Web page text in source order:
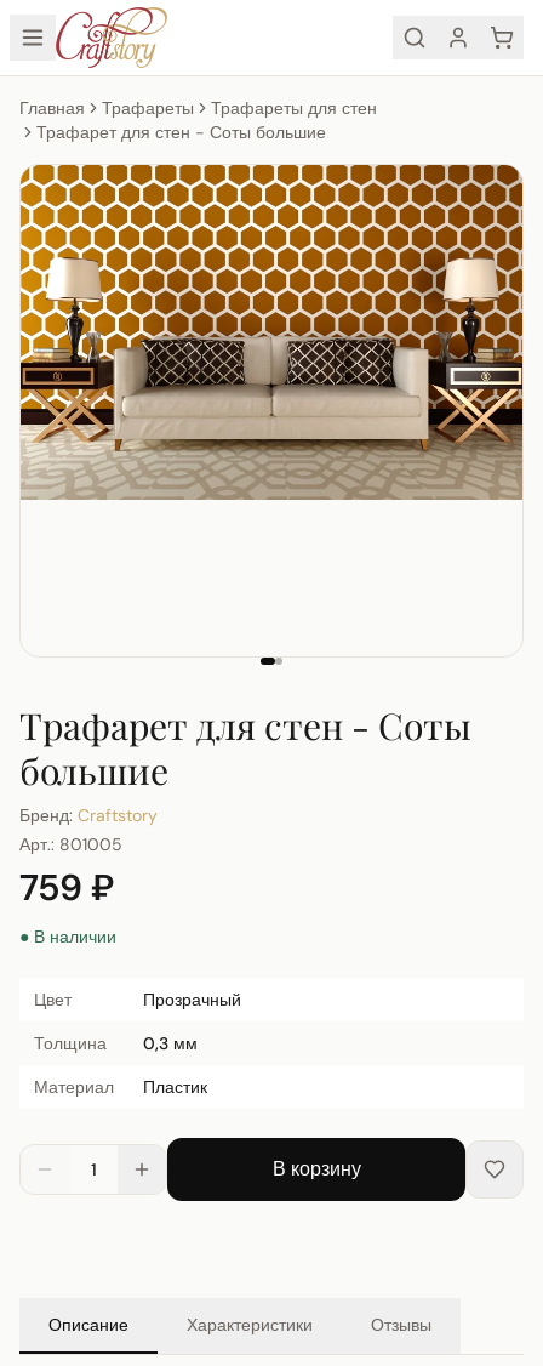
Главная Трафареты
Трафареты для стен
Трафарет для стен - Соты большие
Трафарет для стен - Соты
большие
Бренд: Craftstory
Арт.: 801005
759 ₽
● В наличии
Цвет
Прозрачный
Толщина
0,3 мм
Материал
Пластик
1 В корзину
Описание Характеристики Отзывы